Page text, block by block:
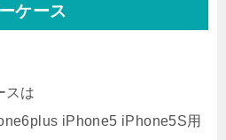
ケース
スは
iPhone5 iPhone5S用